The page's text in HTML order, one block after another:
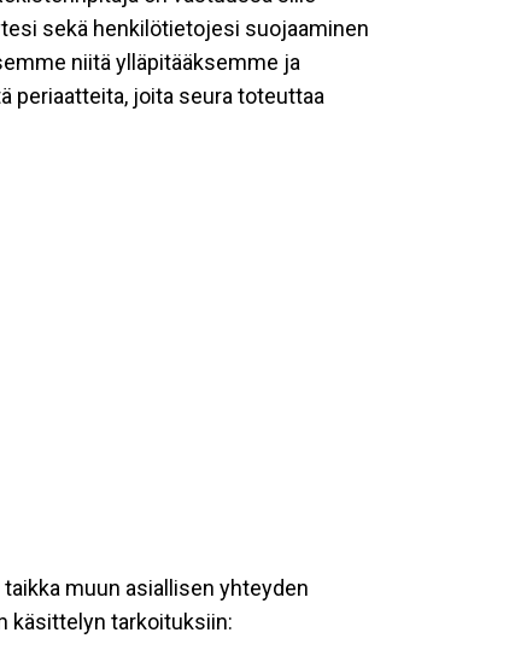
sekä henkilötietojesi suojaaminen
niitä ylläpitääksemme ja
periaatteita, joita seura toteuttaa
muun asiallisen yhteyden
käsittelyn tarkoituksiin: